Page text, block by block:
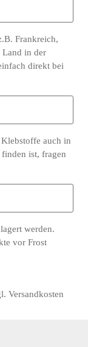
Frankreich,
Land in der
direkt bei
auch in
ist, fragen
werden.
vor Frost
Versandkosten